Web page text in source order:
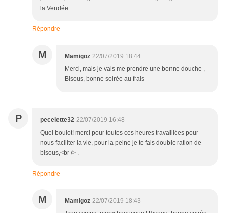
la Vendée
Répondre
M Mamigoz 22/07/2019 18:44
Merci, mais je vais me prendre une bonne douche ,
Bisous, bonne soirée au frais
P pecelette32 22/07/2019 16:48
Quel boulot! merci pour toutes ces heures travaillées pour
nous faciliter la vie, pour la peine je te fais double ration de
bisous,<br /> .
Répondre
M Mamigoz 22/07/2019 18:43